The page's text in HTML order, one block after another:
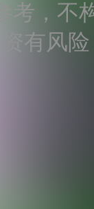
考，不
资有风